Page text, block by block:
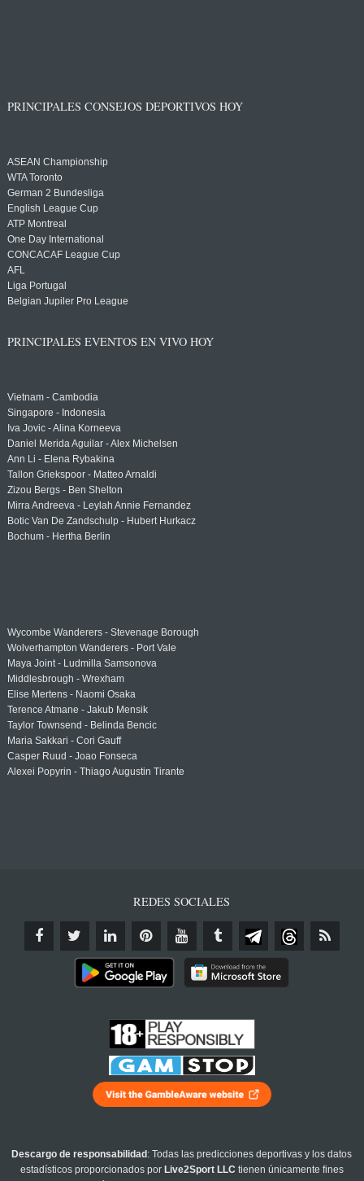
PRINCIPALES CONSEJOS DEPORTIVOS HOY
ASEAN Championship
WTA Toronto
German 2 Bundesliga
English League Cup
ATP Montreal
One Day International
CONCACAF League Cup
AFL
Liga Portugal
Belgian Jupiler Pro League
PRINCIPALES EVENTOS EN VIVO HOY
Vietnam - Cambodia
Singapore - Indonesia
Iva Jovic - Alina Korneeva
Daniel Merida Aguilar - Alex Michelsen
Ann Li - Elena Rybakina
Tallon Griekspoor - Matteo Arnaldi
Zizou Bergs - Ben Shelton
Mirra Andreeva - Leylah Annie Fernandez
Botic Van De Zandschulp - Hubert Hurkacz
Bochum - Hertha Berlin
Wycombe Wanderers - Stevenage Borough
Wolverhampton Wanderers - Port Vale
Maya Joint - Ludmilla Samsonova
Middlesbrough - Wrexham
Elise Mertens - Naomi Osaka
Terence Atmane - Jakub Mensik
Taylor Townsend - Belinda Bencic
Maria Sakkari - Cori Gauff
Casper Ruud - Joao Fonseca
Alexei Popyrin - Thiago Augustin Tirante
REDES SOCIALES
Descargo de responsabilidad : Todas las predicciones deportivas y los datos
estadísticos proporcionados por Live2Sport LLC tienen únicamente fines